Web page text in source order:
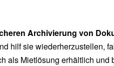
Archivierung von
hilf sie wiederherzustellen,
als Mietlösung erhältlich und